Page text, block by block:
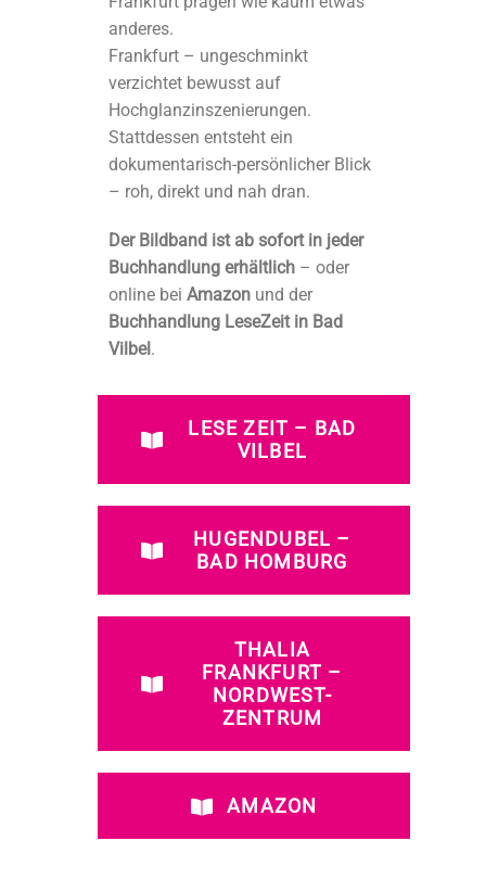
anderes.
Frankfurt – ungeschminkt
verzichtet bewusst auf
Hochglanzinszenierungen.
Stattdessen entsteht ein
dokumentarisch-persönlicher Blick
– roh, direkt und nah dran.
Der Bildband ist ab sofort in jeder
Buchhandlung erhältlich– oder
online bei Amazonund der
Buchhandlung LeseZeit in Bad
Vilbel.
LESE ZEIT – BAD
VILBEL
HUGENDUBEL –
BAD HOMBURG
THALIA
FRANKFURT –
NORDWEST-
ZENTRUM
AMAZON